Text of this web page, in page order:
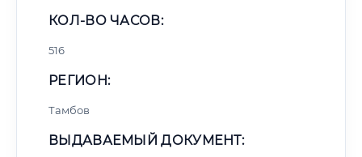
КОЛ-ВО ЧАСОВ:
516
РЕГИОН:
Тамбов
ВЫДАВАЕМЫЙ ДОКУМЕНТ: